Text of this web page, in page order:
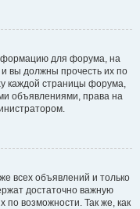
для форума, на
вы должны прочесть их по
каждой страницы форума,
объявлениями, права на
всех объявлений и только
достаточно важную
возможности. Так же, как